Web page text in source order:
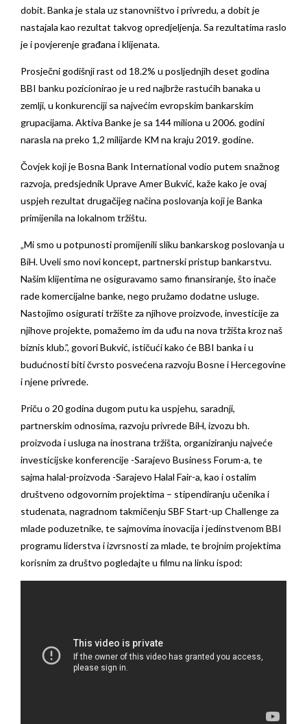
dobit. Banka je stala uz stanovništvo i privredu, a dobit je
nastajala kao rezultat takvog opredjeljenja. Sa rezultatima raslo
je i povjerenje građana i klijenata.
Prosječni godišnji rast od 18.2% u posljednjih deset godina
BBI banku pozicionirao je u red najbrže rastućih banaka u
zemlji, u konkurenciji sa najvećim evropskim bankarskim
grupacijama. Aktiva Banke je sa 144 miliona u 2006. godini
narasla na preko 1,2 milijarde KM na kraju 2019. godine.
Čovjek koji je Bosna Bank International vodio putem snažnog
razvoja, predsjednik Uprave Amer Bukvić, kaže kako je ovaj
uspjeh rezultat drugačijeg načina poslovanja koji je Banka
primijenila na lokalnom tržištu.
„Mi smo u potpunosti promijenili sliku bankarskog poslovanja u
BiH. Uveli smo novi koncept, partnerski pristup bankarstvu.
Našim klijentima ne osiguravamo samo finansiranje, što inače
rade komercijalne banke, nego pružamo dodatne usluge.
Nastojimo osigurati tržište za njihove proizvode, investicije za
njihove projekte, pomažemo im da uđu na nova tržišta kroz naš
biznis klub.”, govori Bukvić, ističući kako će BBI banka i u
budućnosti biti čvrsto posvećena razvoju Bosne i Hercegovine
i njene privrede.
Priču o 20 godina dugom putu ka uspjehu, saradnji,
partnerskim odnosima, razvoju privrede BiH, izvozu bh.
proizvoda i usluga na inostrana tržišta, organiziranju najveće
investicijske konferencije -Sarajevo Business Forum-a, te
sajma halal-proizvoda -Sarajevo Halal Fair-a, kao i ostalim
društveno odgovornim projektima – stipendiranju učenika i
studenata, nagradnom takmičenju SBF Start-up Challenge za
mlade poduzetnike, te sajmovima inovacija i jedinstvenom BBI
programu liderstva i izvrsnosti za mlade, te brojnim projektima
korisnim za društvo pogledajte u filmu na linku ispod: